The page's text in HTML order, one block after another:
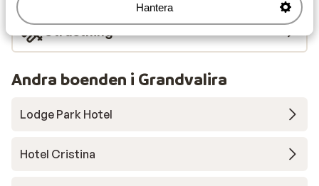
Hantera
Andra boenden i Grandvalira
Lodge Park Hotel
Hotel Cristina